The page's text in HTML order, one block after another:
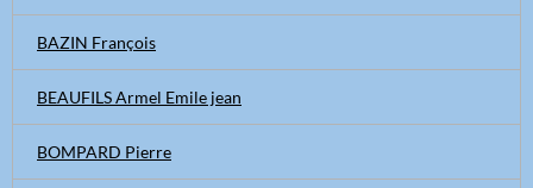
BAZIN François
BEAUFILS Armel Emile jean
BOMPARD Pierre